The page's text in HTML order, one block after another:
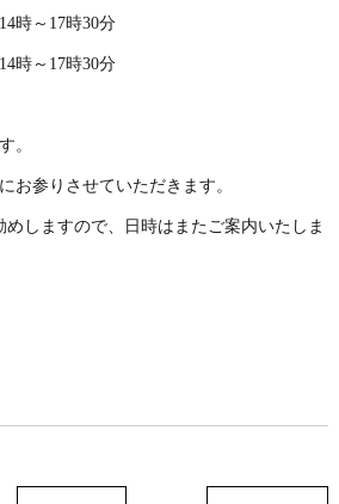
時～17時30分
時～17時30分
。
お参りさせていただきます。
しますので、日時はまたご案内いたしま